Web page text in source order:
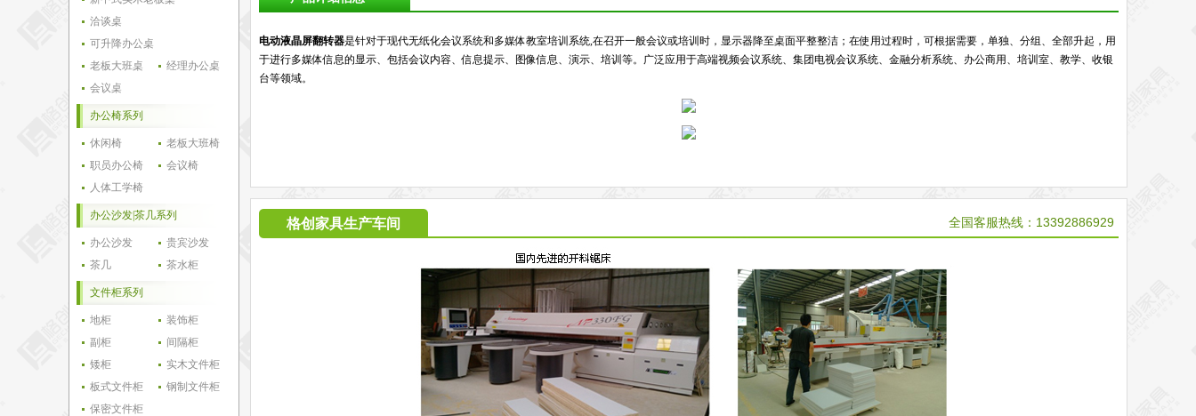
洽谈桌
可升降办公桌
老板大班桌
经理办公桌
会议桌
办公椅系列
休闲椅
老板大班椅
职员办公椅
会议椅
人体工学椅
办公沙发|茶几系列
办公沙发
贵宾沙发
茶几
茶水柜
文件柜系列
地柜
装饰柜
副柜
间隔柜
矮柜
实木文件柜
板式文件柜
钢制文件柜
保密文件柜
电动液晶屏翻转器是针对于现代无纸化会议系统和多媒体教室培训系统,在召开一般会议或培训时，显示器降至桌面平整整洁；在使用过程时，可根据需要，单独、分组、全部升起，用
于进行多媒体信息的显示、包括会议内容、信息提示、图像信息、演示、培训等。广泛应用于高端视频会议系统、集团电视会议系统、金融分析系统、办公商用、培训室、教学、收银
台等领域。
格创家具生产车间 全国客服热线：13392886929